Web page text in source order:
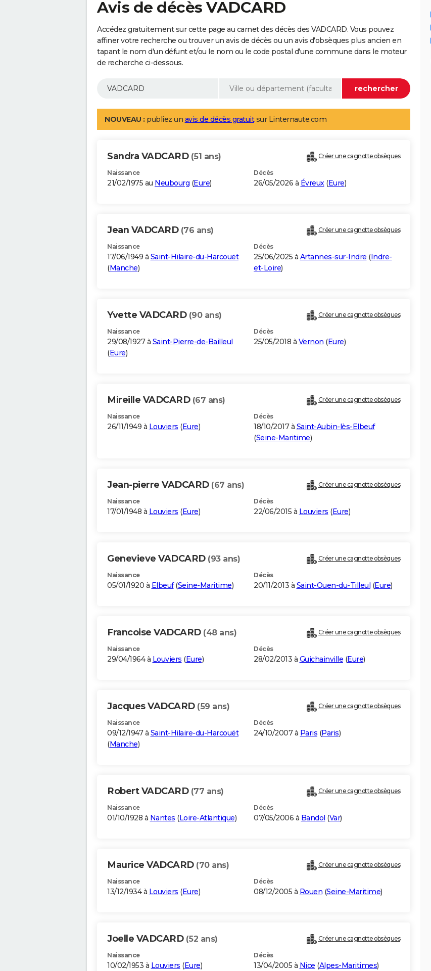
Avis de décès VADCARD
Accédez gratuitement sur cette page au carnet des décès des VADCARD. Vous pouvez
affiner votre recherche ou trouver un avis de décès ou un avis d'obsèques plus ancien en
tapant le nom d'un défunt et/ou le nom ou le code postal d'une commune dans le moteur
de recherche ci-dessous.
NOUVEAU : publiez un avis de décès gratuitsur Linternaute.com
Sandra VADCARD (51 ans) Créer une cagnotte obsèques
Naissance
21/02/1975 au Neubourg (Eure)
Décès
26/05/2026 à Évreux(Eure)
Jean VADCARD (76 ans) Créer une cagnotte obsèques
Naissance
17/06/1949 à Saint-Hilaire-du-Harcouët
(Manche)
Décès
25/06/2025 à Artannes-sur-Indre (Indre-
et-Loire)
Yvette VADCARD (90 ans) Créer une cagnotte obsèques
Naissance
29/08/1927 à Saint-Pierre-de-Bailleul
(Eure)
Décès
25/05/2018 à Vernon (Eure)
Mireille VADCARD (67 ans) Créer une cagnotte obsèques
Naissance
26/11/1949 à Louviers (Eure)
Décès
18/10/2017 à Saint-Aubin-lès-Elbeuf
(Seine-Maritime)
Jean-pierre VADCARD (67 ans) Créer une cagnotte obsèques
Naissance
17/01/1948 à Louviers (Eure)
Décès
22/06/2015 à Louviers (Eure)
Genevieve VADCARD (93 ans) Créer une cagnotte obsèques
Naissance
05/01/1920 à Elbeuf(Seine-Maritime)
Décès
20/11/2013 à Saint-Ouen-du-Tilleul (Eure)
Francoise VADCARD (48 ans) Créer une cagnotte obsèques
Naissance
29/04/1964 à Louviers (Eure)
Décès
28/02/2013 à Guichainville (Eure)
Jacques VADCARD (59 ans) Créer une cagnotte obsèques
Naissance
09/12/1947 à Saint-Hilaire-du-Harcouët
(Manche)
Décès
24/10/2007 à Paris (Paris)
Robert VADCARD (77 ans) Créer une cagnotte obsèques
Naissance
01/10/1928 à Nantes (Loire-Atlantique)
Décès
07/05/2006 à Bandol (Var)
Maurice VADCARD (70 ans) Créer une cagnotte obsèques
Naissance
13/12/1934 à Louviers (Eure)
Décès
08/12/2005 à Rouen (Seine-Maritime)
Joelle VADCARD (52 ans) Créer une cagnotte obsèques
Naissance
10/02/1953 à Louviers (Eure)
Décès
13/04/2005 à Nice (Alpes-Maritimes)